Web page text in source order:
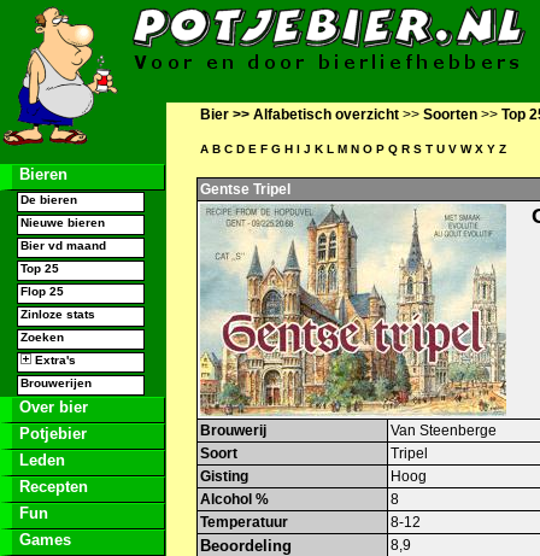
Bieren
De bieren
Nieuwe bieren
Bier vd maand
Top 25
Flop 25
Zinloze stats
Zoeken
Extra's
Brouwerijen
Over bier
Potjebier
Leden
Recepten
Fun
Games
Bier >> Alfabetisch overzicht >> Soorten >> Top
A B C D E F G H I J K L M N O P Q R S T U V W X Y Z
Gentse Tripel
Brouwerij
Van Steenberge
Soort
Tripel
Gisting
Hoog
Alcohol %
8
Temperatuur
8-12
Beoordeling 8,9